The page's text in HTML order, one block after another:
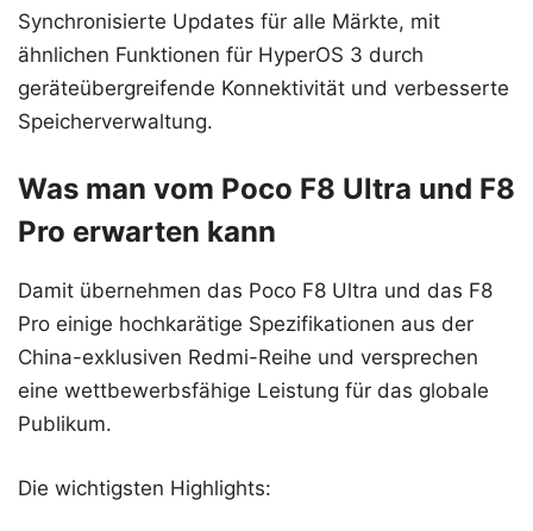
Synchronisierte Updates für alle Märkte, mit
ähnlichen Funktionen für HyperOS 3 durch
geräteübergreifende Konnektivität und verbesserte
Speicherverwaltung.
Was man vom Poco F8 Ultra und F8
Pro erwarten kann
Damit übernehmen das Poco F8 Ultra und das F8
Pro einige hochkarätige Spezifikationen aus der
China-exklusiven Redmi-Reihe und versprechen
eine wettbewerbsfähige Leistung für das globale
Publikum.
Die wichtigsten Highlights: